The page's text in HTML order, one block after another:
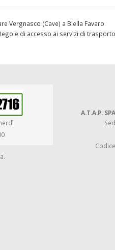
Vergnasco (Cave) a Biella Favaro
– Regole di accesso ai servizi di
A.T.A.P. SPA